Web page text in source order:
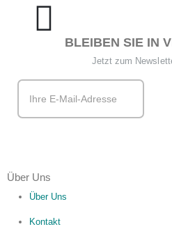
BLEIBEN SIE IN
Jetzt zum
Über Uns
Über Uns
Kontakt